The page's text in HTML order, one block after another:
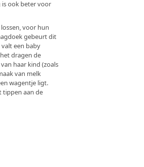
ook beter voor
voor hun
gebeurt dit
valt een baby
dragen de
haar kind (zoals
van melk
wagentje ligt.
tippen aan de